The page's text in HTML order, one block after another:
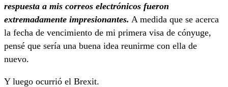
respuesta a mis correos electrónicos fueron
extremadamente impresionantes. A medida que se acerca
la fecha de vencimiento de mi primera visa de cónyuge,
pensé que sería una buena idea reunirme con ella de
nuevo.
Y luego ocurrió el Brexit.